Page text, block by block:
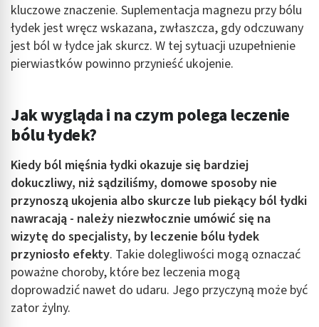
kluczowe znaczenie. Suplementacja magnezu przy bólu
łydek jest wręcz wskazana, zwłaszcza, gdy odczuwany
jest ból w łydce jak skurcz. W tej sytuacji uzupełnienie
pierwiastków powinno przynieść ukojenie.
Jak wygląda i na czym polega leczenie
bólu łydek?
Kiedy ból mięśnia łydki okazuje się bardziej
dokuczliwy, niż sądziliśmy, domowe sposoby nie
przynoszą ukojenia albo skurcze lub piekący ból łydki
nawracają - należy niezwłocznie umówić się na
wizytę do specjalisty, by leczenie bólu łydek
przyniosło efekty. Takie dolegliwości mogą oznaczać
poważne choroby, które bez leczenia mogą
doprowadzić nawet do udaru. Jego przyczyną może być
zator żylny.